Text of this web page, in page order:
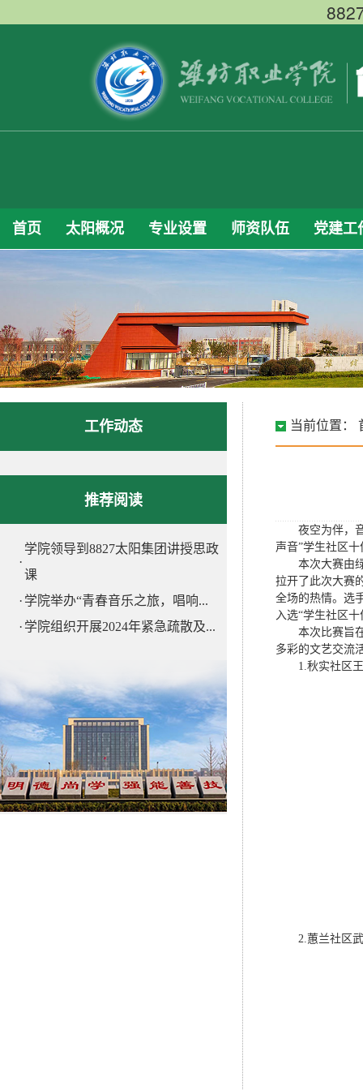
首页 太阳概况 专业设置 师资队伍 党建
工作动态
推荐阅读
·
学院领导到8827太阳集团讲授思政
课
· 学院举办“青春音乐之旅，唱响...
· 学院组织开展2024年紧急疏散及...
当前位置：
夜空为伴，
声音”学生社区
本次大赛由
拉开了此次大赛
全场的热情。选
入选“学生社区
本次比赛旨
多彩的文艺交流
1.秋实社区
2.蕙兰社区